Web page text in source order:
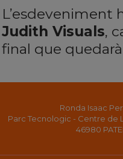
Judith Visuals,
final que
Ronda Isaac
Parc Tecnologic - Centre de
46980